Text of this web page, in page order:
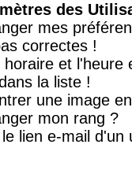
des
mes
correctes !
et l'heure
la liste !
une image
mon rang ?
lien e-mail